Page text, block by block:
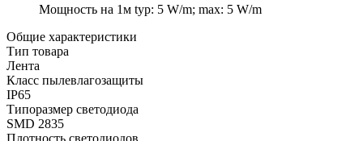
Мощность на 1м typ: 5 W/m; max: 5 W/m
Общие характеристики
Тип товара
Лента
Класс пылевлагозащиты
IP65
Типоразмер светодиода
SMD 2835
Плотность светодиодов